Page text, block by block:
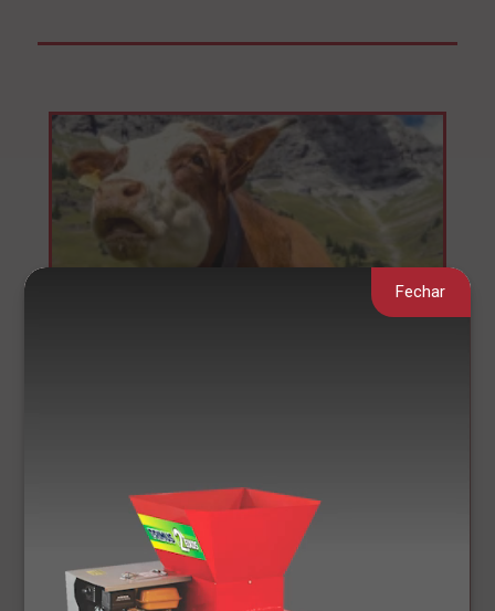
Fechar
Investir em equipamentos adequados para
produzir uma silagem completa.